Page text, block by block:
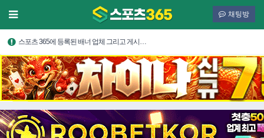
채팅방
스포츠 365에 등록된 배너 업체 그리고 게시…